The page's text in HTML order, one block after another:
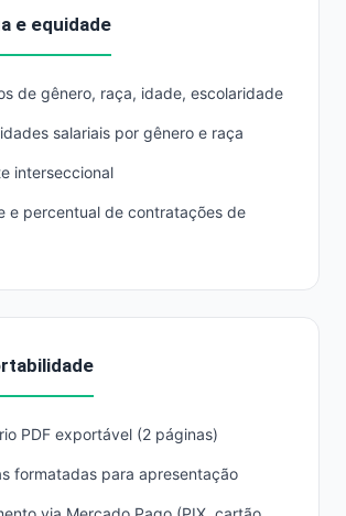
e equidade
de gênero, raça, idade, escolaridade
salariais por gênero e raça
interseccional
e percentual de contratações de
PDF exportável (2 páginas)
formatadas para apresentação